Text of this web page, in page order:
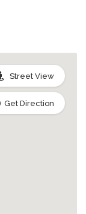
Street View
Get Direction